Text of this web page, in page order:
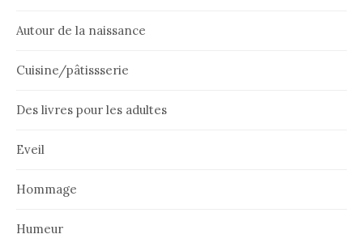
Autour de la naissance
Cuisine/pâtissserie
Des livres pour les adultes
Eveil
Hommage
Humeur